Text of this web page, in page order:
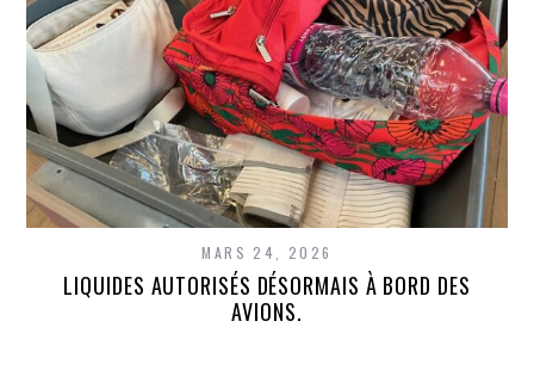
MARS 24, 2026
LIQUIDES AUTORISÉS DÉSORMAIS À BORD DES
AVIONS.